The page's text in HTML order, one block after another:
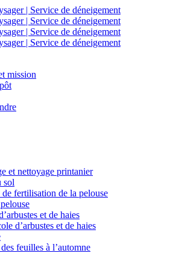
mission
et nettoyage printanier
sol
de fertilisation de la pelouse
et de haies
d’arbustes et de haies
feuilles à l’automne